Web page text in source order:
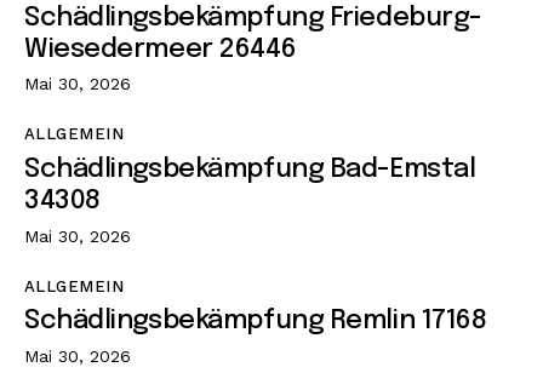
Schädlingsbekämpfung Friedeburg-
Wiesedermeer 26446
Mai 30, 2026
ALLGEMEIN
Schädlingsbekämpfung Bad-Emstal
34308
Mai 30, 2026
ALLGEMEIN
Schädlingsbekämpfung Remlin 17168
Mai 30, 2026